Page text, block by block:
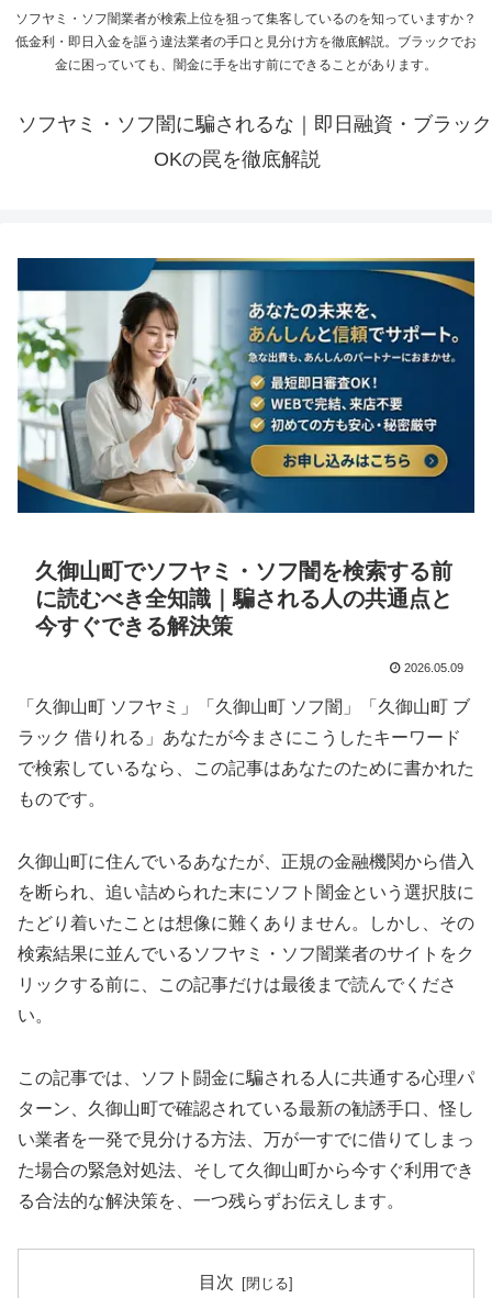
ソフヤミ・ソフ闇業者が検索上位を狙って集客しているのを知っていますか？
低金利・即日入金を謳う違法業者の手口と見分け方を徹底解説。ブラックでお
金に困っていても、闇金に手を出す前にできることがあります。
ソフヤミ・ソフ闇に騙されるな｜即日融資・ブラック
OKの罠を徹底解説
久御山町でソフヤミ・ソフ闇を検索する前
に読むべき全知識｜騙される人の共通点と
今すぐできる解決策
2026.05.09
「久御山町 ソフヤミ」「久御山町 ソフ闇」「久御山町 ブ
ラック 借りれる」あなたが今まさにこうしたキーワード
で検索しているなら、この記事はあなたのために書かれた
ものです。
久御山町に住んでいるあなたが、正規の金融機関から借入
を断られ、追い詰められた末にソフト闇金という選択肢に
たどり着いたことは想像に難くありません。しかし、その
検索結果に並んでいるソフヤミ・ソフ闇業者のサイトをク
リックする前に、この記事だけは最後まで読んでくださ
い。
この記事では、ソフト闘金に騙される人に共通する心理パ
ターン、久御山町で確認されている最新の勧誘手口、怪し
い業者を一発で見分ける方法、万が一すでに借りてしまっ
た場合の緊急対処法、そして久御山町から今すぐ利用でき
る合法的な解決策を、一つ残らずお伝えします。
目次